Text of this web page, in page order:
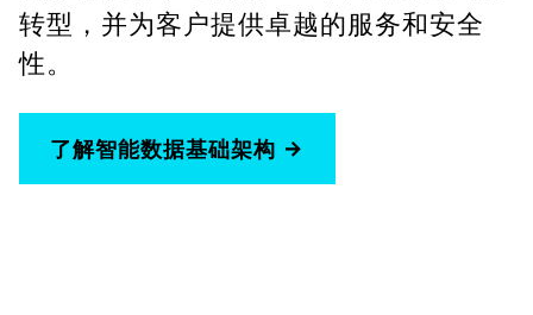
转型，并为客户提供卓越的服务和安全
性。
了解智能数据基础架构